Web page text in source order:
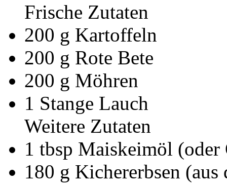
Frische Zutaten
200 g Kartoffeln
200 g Rote Bete
200 g Möhren
1 Stange Lauch
Weitere Zutaten
1 tbsp Maiskeimöl
180 g Kichererbsen (aus